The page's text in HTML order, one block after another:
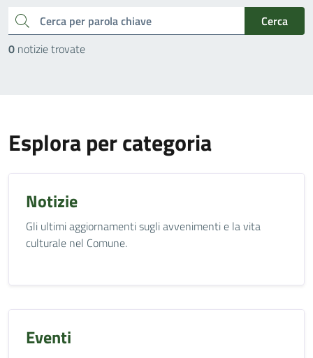
cerca
Cerca
0 notizie trovate
Esplora per categoria
Notizie
Gli ultimi aggiornamenti sugli avvenimenti e la vita
culturale nel Comune.
Eventi